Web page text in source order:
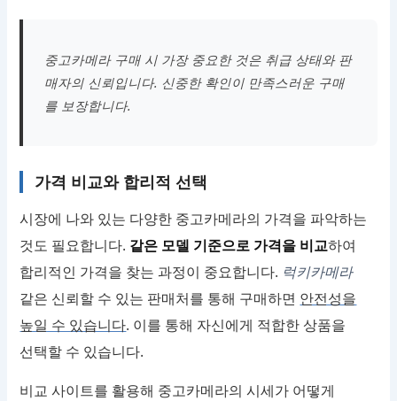
중고카메라 구매 시 가장 중요한 것은 취급 상태와 판
매자의 신뢰입니다. 신중한 확인이 만족스러운 구매
를 보장합니다.
가격 비교와 합리적 선택
시장에 나와 있는 다양한 중고카메라의 가격을 파악하는
것도 필요합니다. 같은 모델 기준으로 가격을 비교하여
합리적인 가격을 찾는 과정이 중요합니다. 럭키카메라
같은 신뢰할 수 있는 판매처를 통해 구매하면 안전성을
높일 수 있습니다. 이를 통해 자신에게 적합한 상품을
선택할 수 있습니다.
비교 사이트를 활용해 중고카메라의 시세가 어떻게